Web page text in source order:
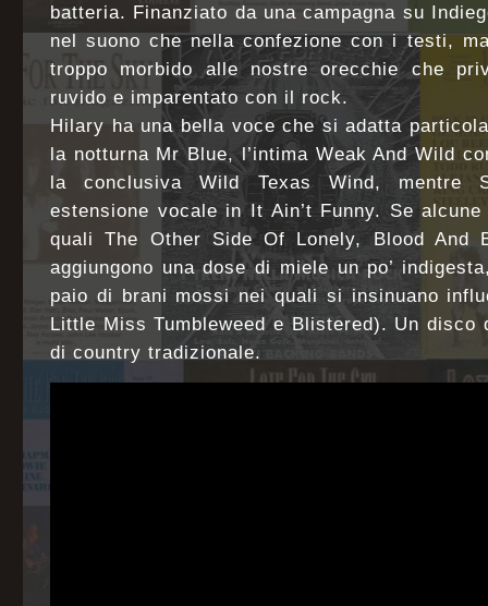
batteria. Finanziato da una campagna su
nel suono che nella confezione con i testi,
troppo morbido alle nostre orecchie che
ruvido e imparentato con il rock.
Hilary ha una bella voce che si adatta
la notturna Mr Blue, l’intima Weak And Wild
la conclusiva Wild Texas Wind, mentre
estensione vocale in It Ain’t Funny. Se
quali The Other Side Of Lonely, Blood And
aggiungono una dose di miele un po’
paio di brani mossi nei quali si insinuano
Little Miss Tumbleweed e Blistered). Un disco
di country tradizionale.